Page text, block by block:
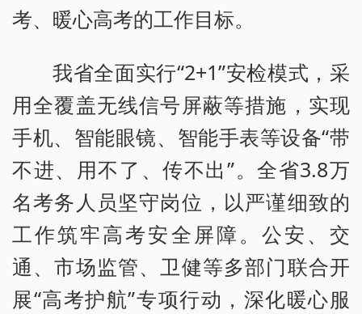
考、暖心高考的工作目标。
我省全面实行“2+1”安检模式，采
用全覆盖无线信号屏蔽等措施，实现
手机、智能眼镜、智能手表等设备“带
不进、用不了、传不出”。全省3.8万
名考务人员坚守岗位，以严谨细致的
工作筑牢高考安全屏障。公安、交
通、市场监管、卫健等多部门联合开
展“高考护航”专项行动，深化暖心服